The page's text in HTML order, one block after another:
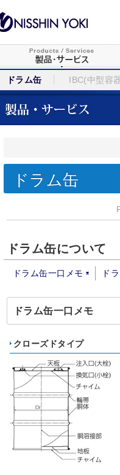
ドラム缶 IBC(中型容
ドラム缶
ドラム缶について
ドラム缶一口メモ ド
ドラム缶一口メモ
クローズドタイプ